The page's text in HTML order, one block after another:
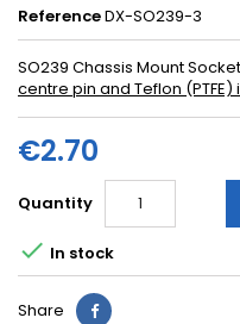
ReferenceDX-SO239-3
SO239 Chassis Mount
centre pin and Teflon (PTFE)
€2.70
Quantity
 In stock
Share